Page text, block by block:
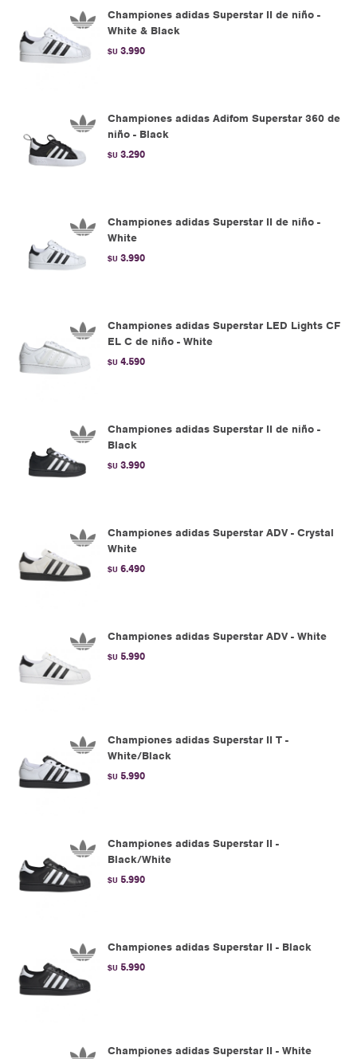
Championes adidas Superstar II de niño -
White & Black
$U 3.990
Championes adidas Adifom Superstar 360 de
niño - Black
$U 3.290
Championes adidas Superstar II de niño -
White
$U 3.990
Championes adidas Superstar LED Lights CF
EL C de niño - White
$U 4.590
Championes adidas Superstar II de niño -
Black
$U 3.990
Championes adidas Superstar ADV - Crystal
White
$U 6.490
Championes adidas Superstar ADV - White
$U 5.990
Championes adidas Superstar II T -
White/Black
$U 5.990
Championes adidas Superstar II -
Black/White
$U 5.990
Championes adidas Superstar II - Black
$U 5.990
Championes adidas Superstar II - White